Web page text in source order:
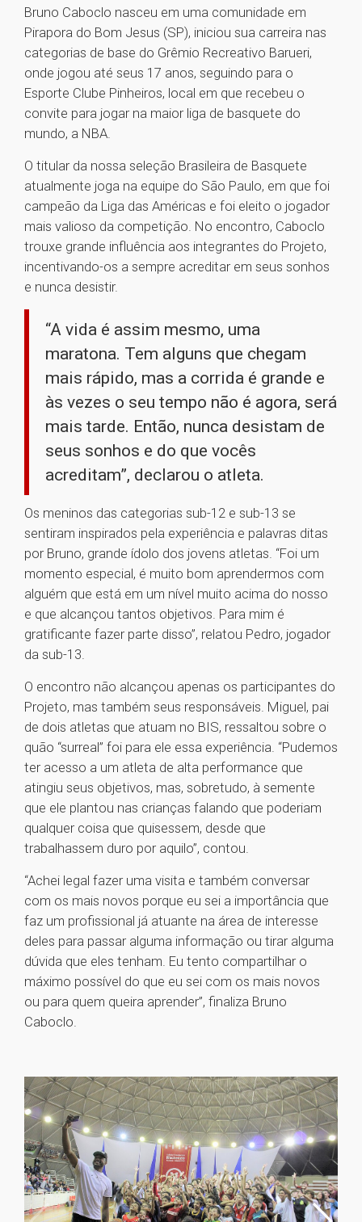
Bruno Caboclo nasceu em uma comunidade em
Pirapora do Bom Jesus (SP), iniciou sua carreira nas
categorias de base do Grêmio Recreativo Barueri,
onde jogou até seus 17 anos, seguindo para o
Esporte Clube Pinheiros, local em que recebeu o
convite para jogar na maior liga de basquete do
mundo, a NBA.
O titular da nossa seleção Brasileira de Basquete
atualmente joga na equipe do São Paulo, em que foi
campeão da Liga das Américas e foi eleito o jogador
mais valioso da competição. No encontro, Caboclo
trouxe grande influência aos integrantes do Projeto,
incentivando-os a sempre acreditar em seus sonhos
e nunca desistir.
“A vida é assim mesmo, uma
maratona. Tem alguns que chegam
mais rápido, mas a corrida é grande e
às vezes o seu tempo não é agora, será
mais tarde. Então, nunca desistam de
seus sonhos e do que vocês
acreditam”, declarou o atleta.
Os meninos das categorias sub-12 e sub-13 se
sentiram inspirados pela experiência e palavras ditas
por Bruno, grande ídolo dos jovens atletas. “Foi um
momento especial, é muito bom aprendermos com
alguém que está em um nível muito acima do nosso
e que alcançou tantos objetivos. Para mim é
gratificante fazer parte disso”, relatou Pedro, jogador
da sub-13.
O encontro não alcançou apenas os participantes do
Projeto, mas também seus responsáveis. Miguel, pai
de dois atletas que atuam no BIS, ressaltou sobre o
quão “surreal” foi para ele essa experiência. “Pudemos
ter acesso a um atleta de alta performance que
atingiu seus objetivos, mas, sobretudo, à semente
que ele plantou nas crianças falando que poderiam
qualquer coisa que quisessem, desde que
trabalhassem duro por aquilo”, contou.
“Achei legal fazer uma visita e também conversar
com os mais novos porque eu sei a importância que
faz um profissional já atuante na área de interesse
deles para passar alguma informação ou tirar alguma
dúvida que eles tenham. Eu tento compartilhar o
máximo possível do que eu sei com os mais novos
ou para quem queira aprender”, finaliza Bruno
Caboclo.